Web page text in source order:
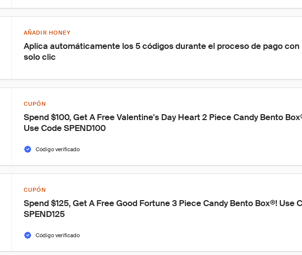
AÑADIR HONEY
Aplica automáticamente los 5 códigos durante el proceso de pago con
solo clic
CUPÓN
Spend $100, Get A Free Valentine's Day Heart 2 Piece Candy Bento
Use Code SPEND100
Código verificado
CUPÓN
Spend $125, Get A Free Good Fortune 3 Piece Candy Bento Box®! Use
SPEND125
Código verificado